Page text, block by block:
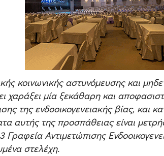
κοινωνικής αστυνόμευσης και
χαράξει μία ξεκάθαρη και
της ενδοοικογενειακής βίας, και
αυτής της προσπάθειας είναι
Γραφεία Αντιμετώπισης
στελέχη.